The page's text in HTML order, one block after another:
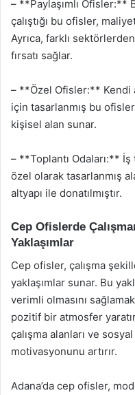
– **Paylaşımlı Ofisler:**
çalıştığı bu ofisler,
Ayrıca, farklı
fırsatı sağlar.
– **Özel Ofisler:** Kendi
için tasarlanmış bu
kişisel alan sunar.
– **Toplantı Odaları:**
özel olarak tasarlanmış
altyapı ile donatılmıştır.
Cep Ofislerde
Yaklaşımlar
Cep ofisler, çalışma
yaklaşımlar sunar. Bu
verimli olmasını
pozitif bir atmosfer
çalışma alanları ve
motivasyonunu artırır.
Adana’da cep ofisler,